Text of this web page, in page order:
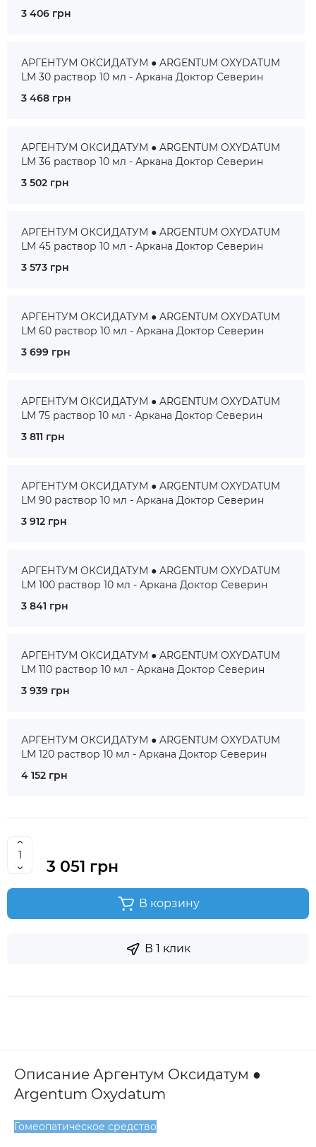
3 406 грн
АРГЕНТУМ ОКСИДАТУМ ● ARGENTUM OXYDATUM
LM 30 раствор 10 мл - Аркана Доктор Северин
3 468 грн
АРГЕНТУМ ОКСИДАТУМ ● ARGENTUM OXYDATUM
LM 36 раствор 10 мл - Аркана Доктор Северин
3 502 грн
АРГЕНТУМ ОКСИДАТУМ ● ARGENTUM OXYDATUM
LM 45 раствор 10 мл - Аркана Доктор Северин
3 573 грн
АРГЕНТУМ ОКСИДАТУМ ● ARGENTUM OXYDATUM
LM 60 раствор 10 мл - Аркана Доктор Северин
3 699 грн
АРГЕНТУМ ОКСИДАТУМ ● ARGENTUM OXYDATUM
LM 75 раствор 10 мл - Аркана Доктор Северин
3 811 грн
АРГЕНТУМ ОКСИДАТУМ ● ARGENTUM OXYDATUM
LM 90 раствор 10 мл - Аркана Доктор Северин
3 912 грн
АРГЕНТУМ ОКСИДАТУМ ● ARGENTUM OXYDATUM
LM 100 раствор 10 мл - Аркана Доктор Северин
3 841 грн
АРГЕНТУМ ОКСИДАТУМ ● ARGENTUM OXYDATUM
LM 110 раствор 10 мл - Аркана Доктор Северин
3 939 грн
АРГЕНТУМ ОКСИДАТУМ ● ARGENTUM OXYDATUM
LM 120 раствор 10 мл - Аркана Доктор Северин
4 152 грн
3 051 грн
В корзину
В 1 клик
Описание Аргентум Оксидатум ●
Argentum Oxydatum
Гомеопатическое средство